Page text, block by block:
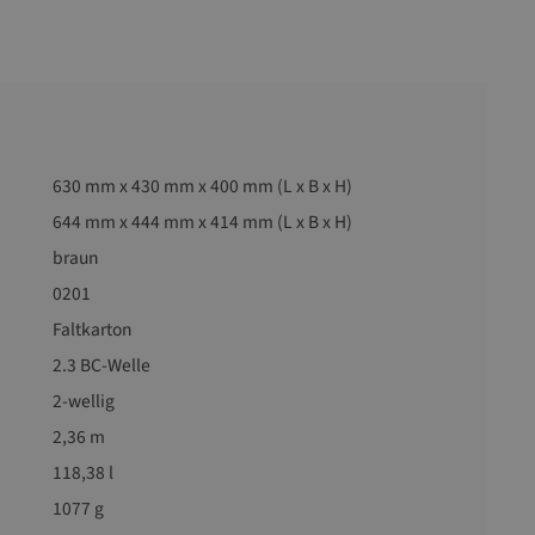
630 mm x 430 mm x 400 mm (L x B x H)
644 mm x 444 mm x 414 mm (L x B x H)
braun
0201
Faltkarton
2.3 BC-Welle
2-wellig
2,36 m
118,38 l
1077 g